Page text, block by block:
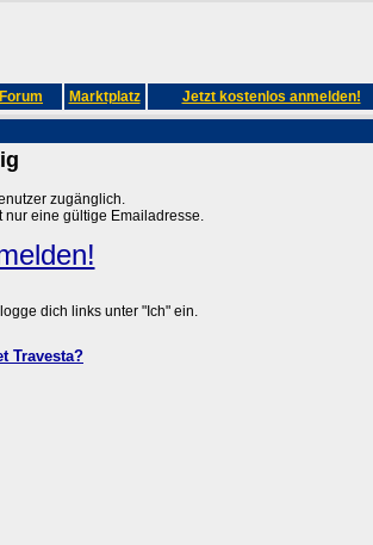
Forum Marktplatz Jetzt kostenlos anmelden!
zugänglich.
nur eine gültige Emailadresse.
dich links unter "Ich" ein.
Travesta?